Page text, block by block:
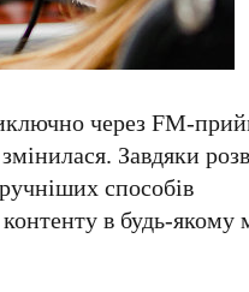
через FM-
Завдяки
способів
в будь-якому